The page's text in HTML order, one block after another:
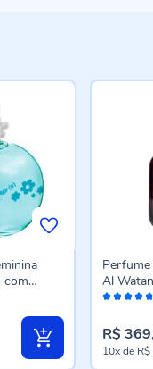
com
Avaliação:
Al
R$
10xde